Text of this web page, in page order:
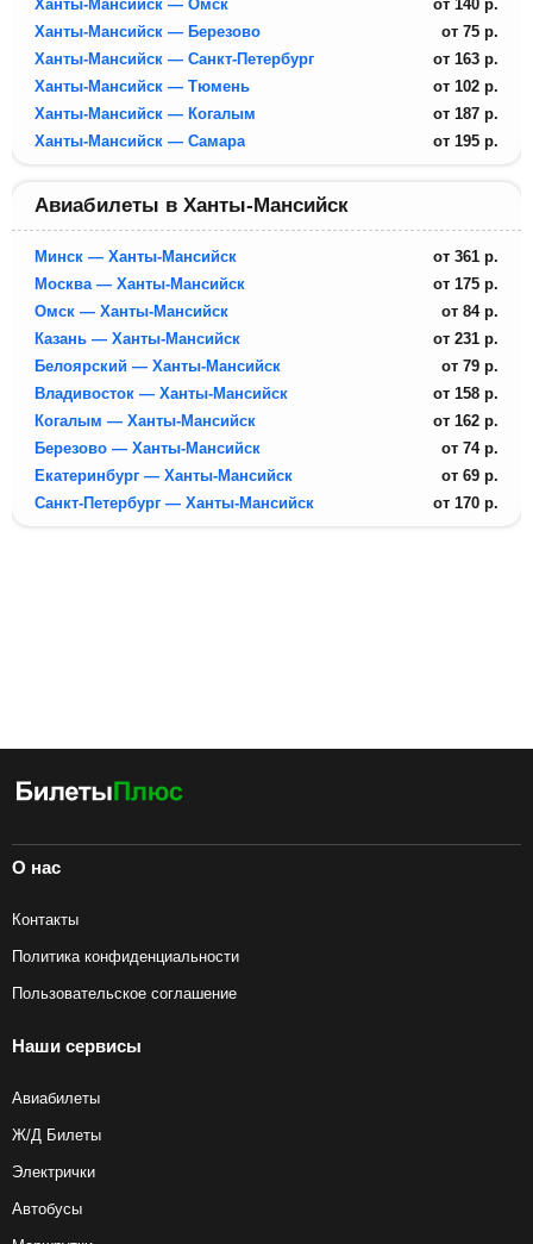
Ханты-Мансийск — Омск
от 140 р.
Ханты-Мансийск — Березово
от 75 р.
Ханты-Мансийск — Санкт-Петербург
от 163 р.
Ханты-Мансийск — Тюмень
от 102 р.
Ханты-Мансийск — Когалым
от 187 р.
Ханты-Мансийск — Самара
от 195 р.
Авиабилеты в Ханты-Мансийск
Минск — Ханты-Мансийск от 361 р.
Москва — Ханты-Мансийск
от 175 р.
Омск — Ханты-Мансийск
от 84 р.
Казань — Ханты-Мансийск
от 231 р.
Белоярский — Ханты-Мансийск
от 79 р.
Владивосток — Ханты-Мансийск
от 158 р.
Когалым — Ханты-Мансийск
от 162 р.
Березово — Ханты-Мансийск
от 74 р.
Екатеринбург — Ханты-Мансийск
от 69 р.
Санкт-Петербург — Ханты-Мансийск
от 170 р.
О нас
Контакты
Политика конфиденциальности
Пользовательское соглашение
Наши сервисы
Авиабилеты
Ж/Д Билеты
Электрички
Автобусы